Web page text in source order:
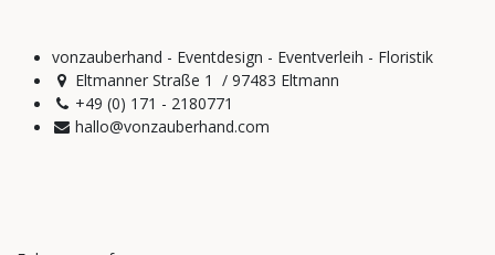
vonzauberhand - Eventdesign - Eventverleih - Floristik
Eltmanner Straße 1 / 97483 Eltmann
+49 (0) 171 - 2180771
hallo@vonzauberhand.com